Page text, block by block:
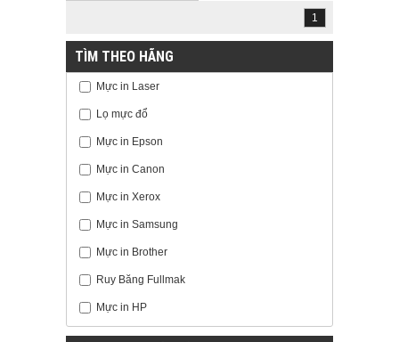
1
TÌM THEO HÃNG
Mực in Laser
Lọ mực đổ
Mực in Epson
Mực in Canon
Mực in Xerox
Mực in Samsung
Mực in Brother
Ruy Băng Fullmak
Mực in HP